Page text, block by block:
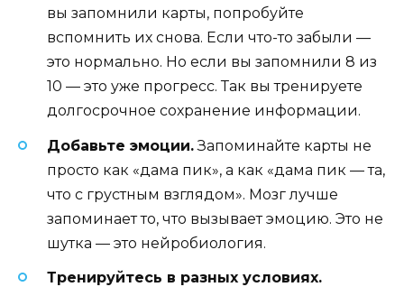
вы запомнили карты, попробуйте
вспомнить их снова. Если что-то забыли —
это нормально. Но если вы запомнили 8 из
10 — это уже прогресс. Так вы тренируете
долгосрочное сохранение информации.
Добавьте эмоции.Запоминайте карты не
просто как «дама пик», а как «дама пик — та,
что с грустным взглядом». Мозг лучше
запоминает то, что вызывает эмоцию. Это не
шутка — это нейробиология.
Тренируйтесь в разных условиях.